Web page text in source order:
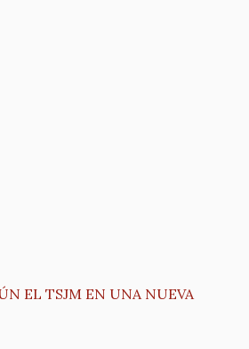
EL TSJM EN UNA NUEVA